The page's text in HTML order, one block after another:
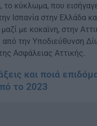
το κύκλωμα, που
Ισπανία στην Ελλάδα
με κοκαϊνη, στην
την Υποδιεύθυνση
Ασφάλειας Αττικής.
και ποιά
το 2023